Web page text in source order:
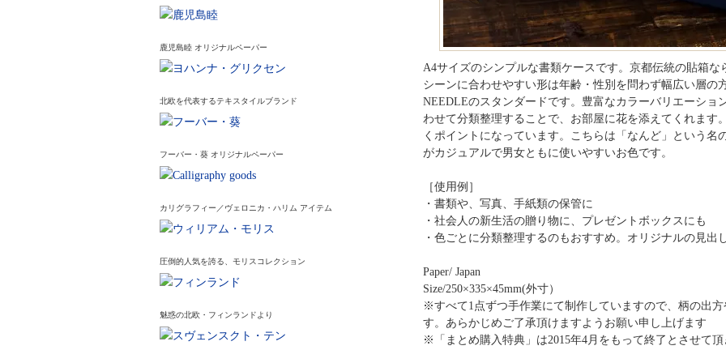
鹿児島睦 オリジナルペーパー
北欧を代表するテキスタイルブランド
フーバー・葵 オリジナルペーパー
カリグラフィー／ヴェロニカ・ハリム アイテム
圧倒的人気を誇る、モリスコレクション
魅惑の北欧・フィンランドより
A4サイズのシンプルな書類ケースです。京都伝統の貼箱
シーンに合わせやすい形は年齢・性別を問わず幅広い層の
NEEDLEのスタンダードです。豊富なカラーバリエーショ
わせて分類整理することで、お部屋に花を添えてくれます
くポイントになっています。こちらは「なんど」という名
がカジュアルで男女ともに使いやすいお色です。
［使用例］
・書類や、写真、手紙類の保管に
・社会人の新生活の贈り物に、プレゼントボックスにも
・色ごとに分類整理するのもおすすめ。オリジナルの見出
Paper/ Japan
Size/250×335×45mm(外寸）
※すべて1点ずつ手作業にて制作していますので、柄の出
す。あらかじめご了承頂けますようお願い申し上げます
※「まとめ購入特典」は2015年4月をもって終了とさせて